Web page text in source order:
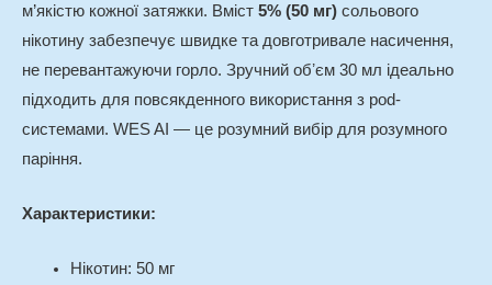
м’якістю кожної затяжки. Вміст 5% (50 мг) сольового
нікотину забезпечує швидке та довготривале насичення,
не перевантажуючи горло. Зручний обʼєм 30 мл ідеально
підходить для повсякденного використання з pod-
системами. WES AI — це розумний вибір для розумного
паріння.
Характеристики:
Нікотин: 50 мг